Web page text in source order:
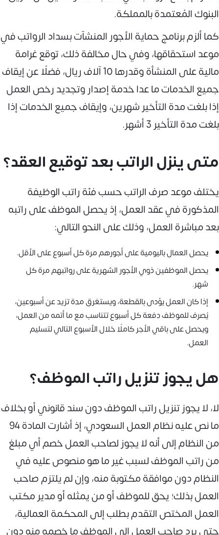
البنوك المُعتمدة بالمملكة.
كما ألزم برنامج حماية الأجور المنشآت بسداد الرواتب في
موعد استحقاقها، وفي حال مخالفة ذلك، توقع غرامة
مالية على المنشأة وقدرها 10 آلاف ريال، فضلًا عن إيقاف
جميع الخدمات ما عدا خدمة إصدار وتجديد رخص العمل
إذا بلغت مدة التأخير شهرين، وإيقاف جميع الخدمات إذا
بلغت مدة التأخير 3 أشهر.
متى ينزل الراتب بعد توقيع العقد؟
يختلف موعد صرف الراتب حسب فئة راتب الوظيفة
المذكورة في عقد العمل، إذ يحصل الموظف على راتبه
بعد مباشرة العمل، وذلك على النحو التالي:
يحصل العمال باليومية على أجورهم مرة كل أسبوع على الأقل.
يحصل الموظفين ذوي الأجور الشهرية على رواتبهم مرة كل
شهر.
إذا كان العمل يؤدى بالقطعة، ويستغرق مدة تزيد عن أسبوعين،
يُصرف للموظف دفعة كل أسبوع تتناسب مع ما أتمه من العمل،
ويحصل على باقي الأجر كاملًا خلال الأسبوع التالي لتسليم
العمل.
هل يجوز تنزيل راتب الموظف؟
لا، لا يجوز تنزيل راتب الموظف دون سند قانوني أو بخلاف
ما نص عليه نظام العمل السعودي، إذ أشارت المادة 94
من النظام إلى أنه لا يجوز لصاحب العمل خصم أي مبلغ
من راتب الموظف لسبب غير ما هو منصوص عليه في
النظام دون موافقة مكتوبة منه، وإن لم يلتزم صاحب
العمل بذلك؛ يحق للموظف أو من يمثله أو مدير مكتب
العمل المختص التقدم بطلب إلى المحكمة العمالية،
حتى يرد صاحب العمل إلى الموظف ما خصمه منه دون